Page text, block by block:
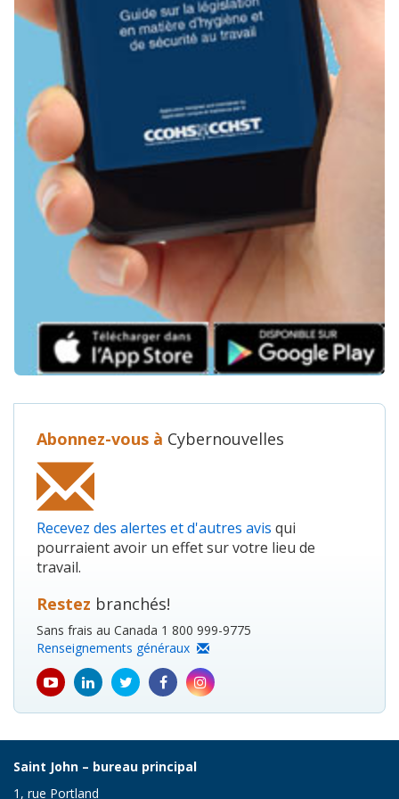
Abonnez-vous à Cybernouvelles
Recevez des alertes et d'autres avis qui
pourraient avoir un effet sur votre lieu de
travail.
Restez branchés!
Sans frais au Canada 1 800 999-9775
Renseignements généraux
youtube
icon
Linkedin
icon
Twitter
icon
Facebook
icon
Instagram
icon
Saint John – bureau principal
1, rue Portland